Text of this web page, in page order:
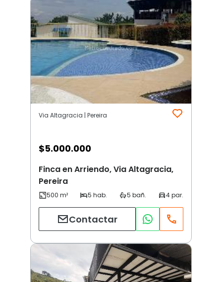
Via Altagracia | Pereira
$5.000.000
Finca en Arriendo, Via Altagracia,
Pereira
Contactar